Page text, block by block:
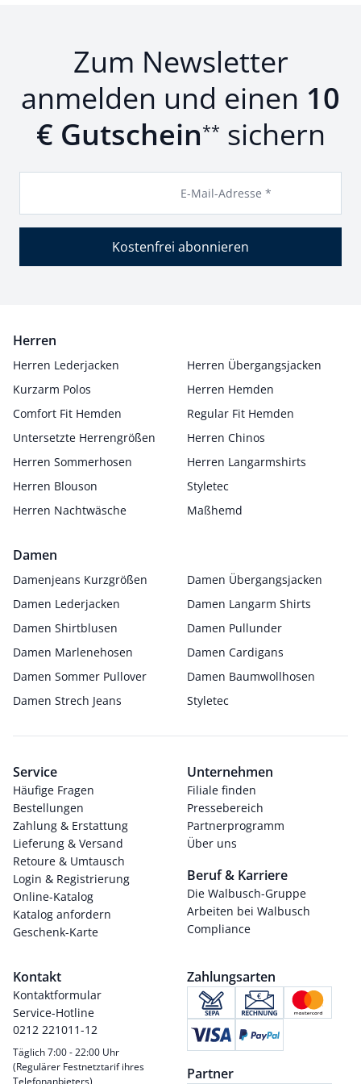
Zum Newsletter
anmelden und einen 10
€ Gutschein** sichern
E-Mail-Adresse *
Kostenfrei abonnieren
Herren
Herren Lederjacken
Herren Übergangsjacken
Kurzarm Polos
Herren Hemden
Comfort Fit Hemden
Regular Fit Hemden
Untersetzte Herrengrößen
Herren Chinos
Herren Sommerhosen
Herren Langarmshirts
Herren Blouson
Styletec
Herren Nachtwäsche
Maßhemd
Damen
Damenjeans Kurzgrößen
Damen Übergangsjacken
Damen Lederjacken
Damen Langarm Shirts
Damen Shirtblusen
Damen Pullunder
Damen Marlenehosen
Damen Cardigans
Damen Sommer Pullover
Damen Baumwollhosen
Damen Strech Jeans
Styletec
Service
Häufige Fragen
Bestellungen
Zahlung & Erstattung
Lieferung & Versand
Retoure & Umtausch
Login & Registrierung
Online-Katalog
Katalog anfordern
Geschenk-Karte
Unternehmen
Filiale finden
Pressebereich
Partnerprogramm
Über uns
Beruf & Karriere
Die Walbusch-Gruppe
Arbeiten bei Walbusch
Compliance
Kontakt
Kontaktformular
Service-Hotline
0212 221011-12
Täglich 7:00 - 22:00 Uhr
(Regulärer Festnetztarif ihres
Telefonanbieters)
Zahlungsarten
Partner